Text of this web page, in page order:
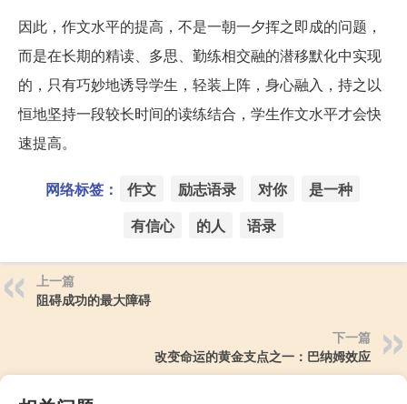
因此，作文水平的提高，不是一朝一夕挥之即成的问题，
而是在长期的精读、多思、勤练相交融的潜移默化中实现
的，只有巧妙地诱导学生，轻装上阵，身心融入，持之以
恒地坚持一段较长时间的读练结合，学生作文水平才会快
速提高。
网络标签： 作文 励志语录 对你
是一种
有信心
的人 语录
上一篇
阻碍成功的最大障碍
下一篇
改变命运的黄金支点之一：巴纳姆效应